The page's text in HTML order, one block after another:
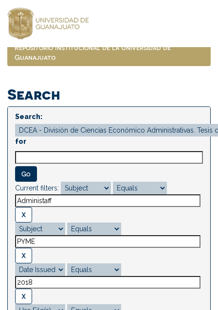
navigation
Repositorio Institucional de la Universidad de
Guanajuato
Search
Search:
for
Current filters: